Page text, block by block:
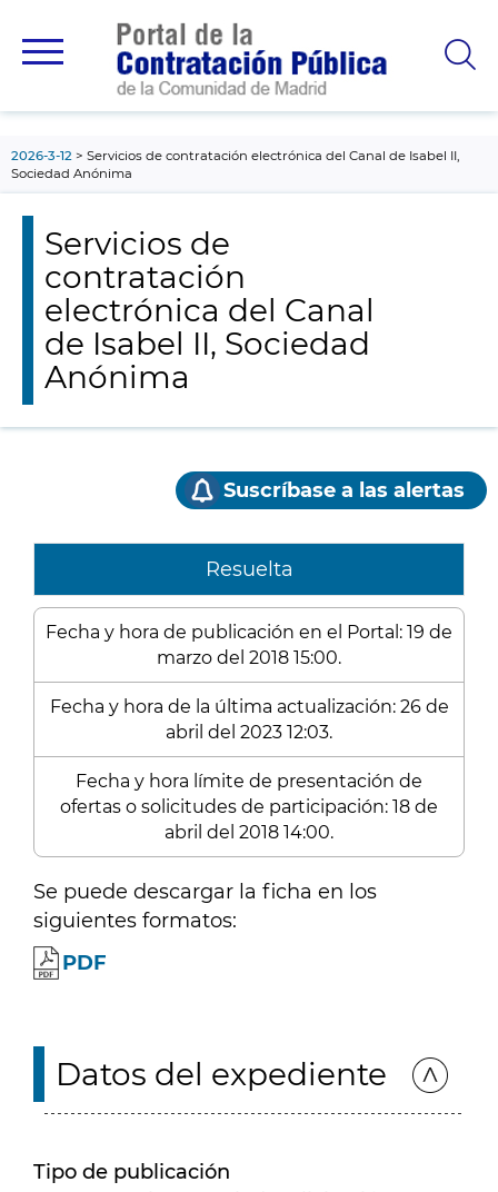
principal
2026-3-12
Servicios de contratación electrónica del Canal de Isabel II,
Sociedad Anónima
Servicios de
contratación
electrónica del Canal
de Isabel II, Sociedad
Anónima
Suscríbase a las alertas
Resuelta
Fecha y hora de publicación en el Portal: 19 de
marzo del 2018 15:00.
Fecha y hora de la última actualización: 26 de
abril del 2023 12:03.
Fecha y hora límite de presentación de
ofertas o solicitudes de participación: 18 de
abril del 2018 14:00.
Se puede descargar la ficha en los
siguientes formatos:
PDF
Datos del expediente
Tipo de publicación